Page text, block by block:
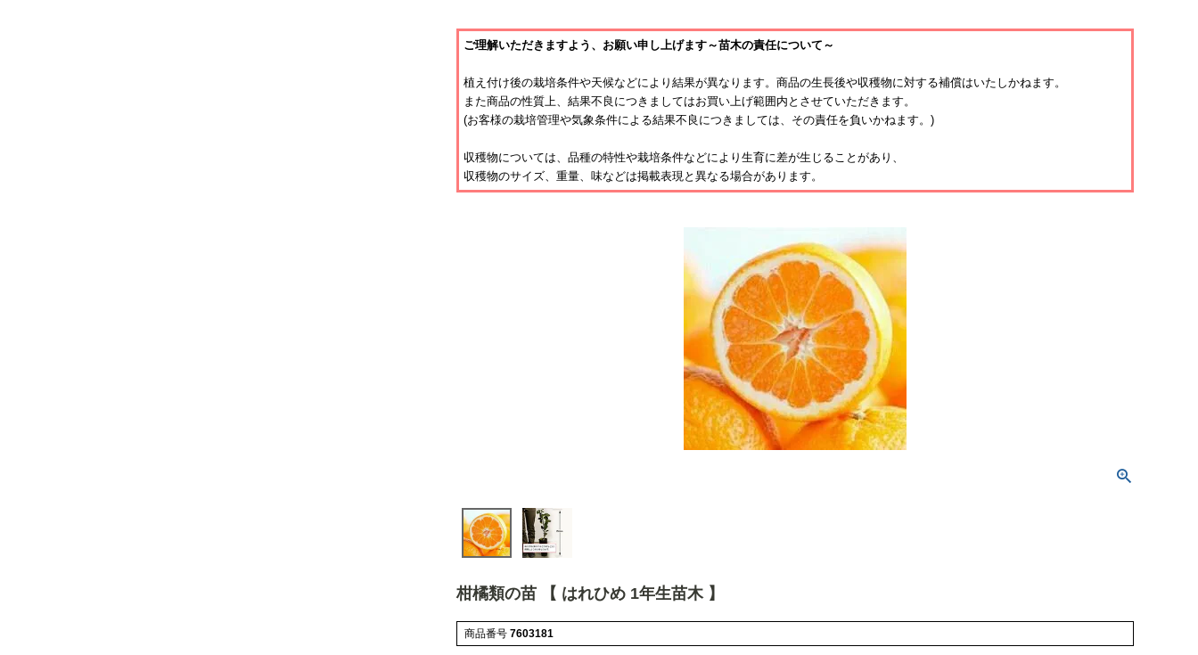
ご理解いただきますよう、お願い申し上げます～苗木の責任について～
植え付け後の栽培条件や天候などにより結果が異なります。商品の生長後や収穫物に対する補償はいたしかねます。
また商品の性質上、結果不良につきましてはお買い上げ範囲内とさせていただきます。
(お客様の栽培管理や気象条件による結果不良につきましては、その責任を負いかねます。)
収穫物については、品種の特性や栽培条件などにより生育に差が生じることがあり、
収穫物のサイズ、重量、味などは掲載表現と異なる場合があります。
柑橘類の苗 【 はれひめ 1年生苗木 】
商品番号 7603181